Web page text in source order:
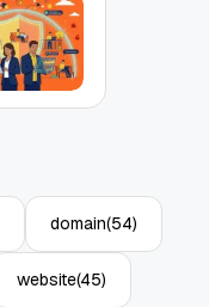
domain(54)
website(45)